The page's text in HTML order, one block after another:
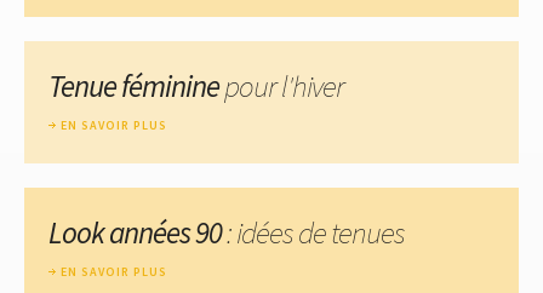
Tenue fémininepour l'hiver
EN SAVOIR PLUS
Look années 90: idées de tenues
EN SAVOIR PLUS